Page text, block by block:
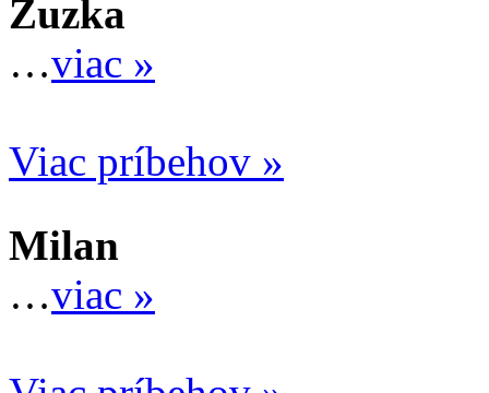
Zuzka
…viac »
Viac príbehov »
Milan
…viac »